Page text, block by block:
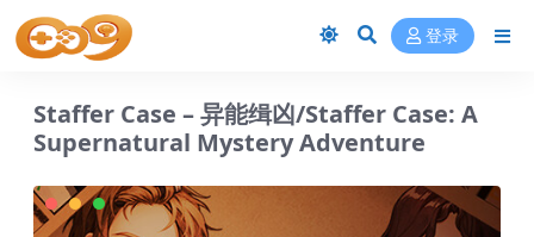
登录
Staffer Case – 异能缉凶/Staffer Case: A
Supernatural Mystery Adventure